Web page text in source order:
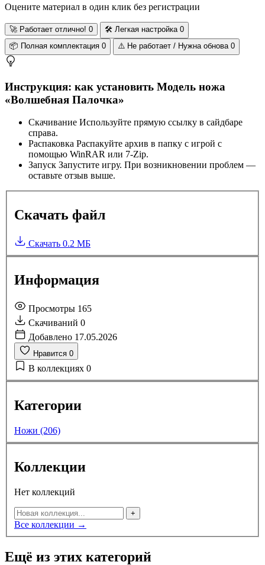
Оцените материал в один клик без регистрации
🚀Работает отлично! 0 🛠️ Легкая настройка 0
📦 Полная комплектация 0 ⚠️ Не работает / Нужна обнова 0
Инструкция: как установить Модель ножа
«Волшебная Палочка»
Скачивание Используйте прямую ссылку в сайдбаре
справа.
Распаковка Распакуйте архив в папку с игрой с
помощью WinRAR или 7-Zip.
Запуск Запустите игру. При возникновении проблем —
оставьте отзыв выше.
Скачать файл
Скачать 0.2 МБ
Информация
Просмотры 165
Скачиваний 0
Добавлено 17.05.2026
Нравится 0
В коллекциях 0
Категории
Ножи (206)
Коллекции
Нет коллекций
+
Все коллекции →
Ещё из этих категорий